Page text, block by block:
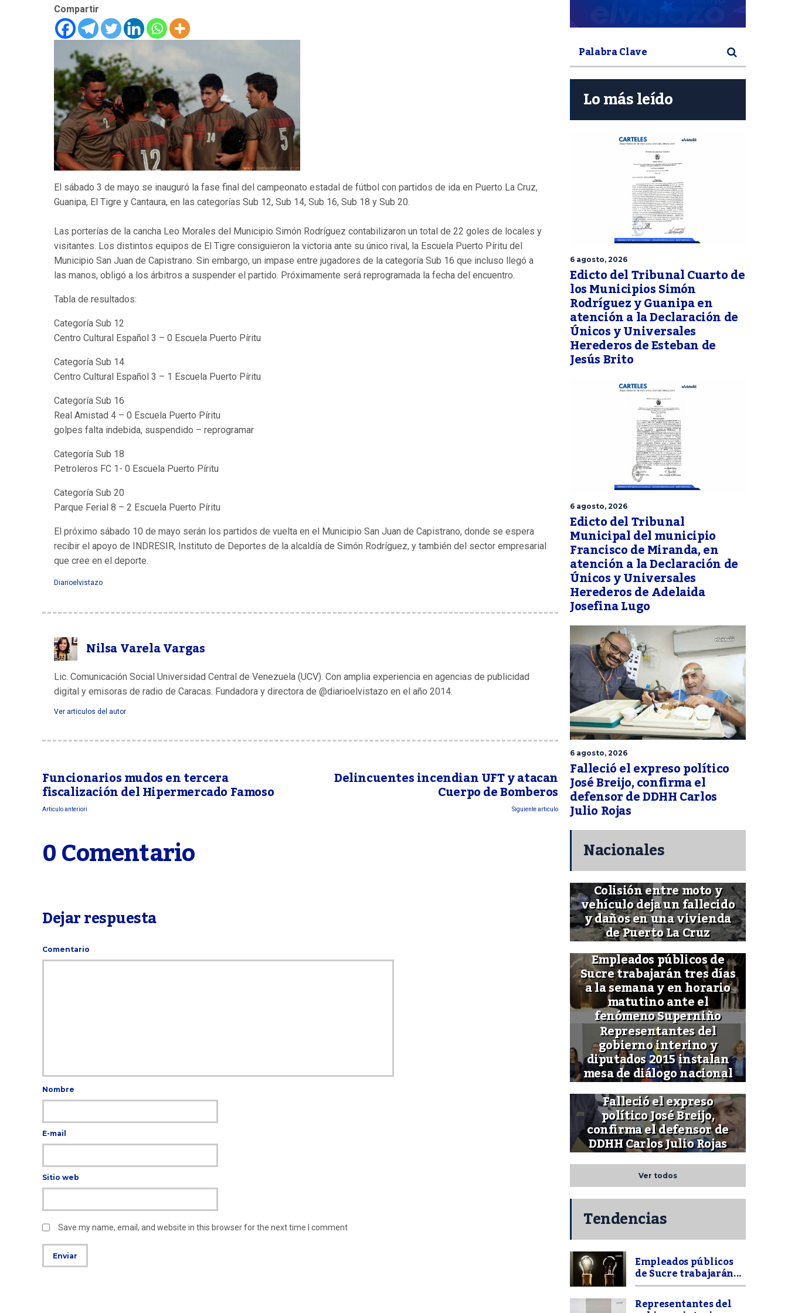
Compartir
El sábado 3 de mayo se inauguró la fase final del campeonato estadal de fútbol con partidos de ida en Puerto La Cruz,
Guanipa, El Tigre y Cantaura, en las categorías Sub 12, Sub 14, Sub 16, Sub 18 y Sub 20.
Las porterías de la cancha Leo Morales del Municipio Simón Rodríguez contabilizaron un total de 22 goles de locales y
visitantes. Los distintos equipos de El Tigre consiguieron la victoria ante su único rival, la Escuela Puerto Píritu del
Municipio San Juan de Capistrano. Sin embargo, un impase entre jugadores de la categoría Sub 16 que incluso llegó a
las manos, obligó a los árbitros a suspender el partido. Próximamente será reprogramada la fecha del encuentro.
Tabla de resultados:
Categoría Sub 12
Centro Cultural Español 3 – 0 Escuela Puerto Píritu
Categoría Sub 14
Centro Cultural Español 3 – 1 Escuela Puerto Píritu
Categoría Sub 16
Real Amistad 4 – 0 Escuela Puerto Píritu
golpes falta indebida, suspendido – reprogramar
Categoría Sub 18
Petroleros FC 1- 0 Escuela Puerto Píritu
Categoría Sub 20
Parque Ferial 8 – 2 Escuela Puerto Píritu
El próximo sábado 10 de mayo serán los partidos de vuelta en el Municipio San Juan de Capistrano, donde se espera
recibir el apoyo de INDRESIR, Instituto de Deportes de la alcaldía de Simón Rodríguez, y también del sector empresarial
que cree en el deporte.
Diarioelvistazo
Nilsa Varela Vargas
Lic. Comunicación Social Universidad Central de Venezuela (UCV). Con amplia experiencia en agencias de publicidad
digital y emisoras de radio de Caracas. Fundadora y directora de @diarioelvistazo en el año 2014.
Ver articulos del autor
Funcionarios mudos en tercera
fiscalización del Hipermercado Famoso
Articulo anteriori
Delincuentes incendian UFT y atacan
Cuerpo de Bomberos
Siguiente articulo
0 Comentario
Dejar respuesta
Comentario
Nombre
E-mail
Sitio web
Save my name, email, and website in this browser for the next time I comment
Lo más leído
6 agosto, 2026
Edicto del Tribunal Cuarto de
los Municipios Simón
Rodríguez y Guanipa en
atención a la Declaración de
Únicos y Universales
Herederos de Esteban de
Jesús Brito
6 agosto, 2026
Edicto del Tribunal
Municipal del municipio
Francisco de Miranda, en
atención a la Declaración de
Únicos y Universales
Herederos de Adelaida
Josefina Lugo
6 agosto, 2026
Falleció el expreso político
José Breijo, confirma el
defensor de DDHH Carlos
Julio Rojas
Nacionales
Colisión entre moto y
vehículo deja un fallecido
y daños en una vivienda
de Puerto La Cruz
Empleados públicos de
Sucre trabajarán tres días
a la semana y en horario
matutino ante el
fenómeno Superniño
Representantes del
gobierno interino y
diputados 2015 instalan
mesa de diálogo nacional
Falleció el expreso
político José Breijo,
confirma el defensor de
DDHH Carlos Julio Rojas
Ver todos
Tendencias
Empleados públicos
de Sucre trabajarán...
Representantes del